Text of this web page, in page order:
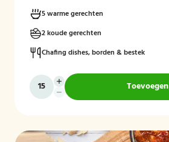
5 warme gerechten
2 koude gerechten
Chafing dishes, borden & bestek
Toevoegen